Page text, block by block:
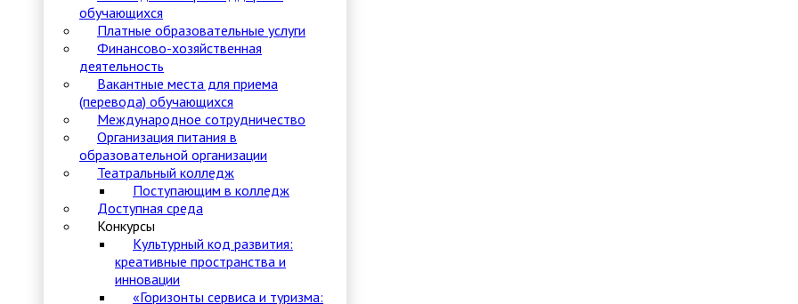
обучающихся
Платные образовательные услуги
Финансово-хозяйственная
деятельность
Вакантные места для приема
(перевода) обучающихся
Международное сотрудничество
Организация питания в
образовательной организации
Театральный колледж
Поступающим в колледж
Доступная среда
Конкурсы
Культурный код развития:
креативные пространства и
инновации
«Горизонты сервиса и туризма: